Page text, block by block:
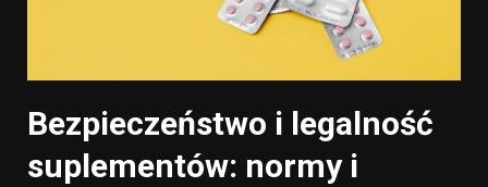
Bezpieczeństwo i legalność
suplementów: normy i